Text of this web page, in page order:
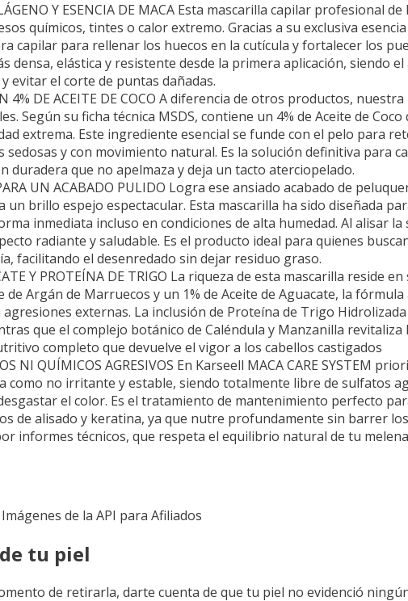
Y ESENCIA DE MACA Esta mascarilla capilar profesional
químicos, tintes o calor extremo. Gracias a su exclusiva
capilar para rellenar los huecos en la cutícula y fortalecer los
densa, elástica y resistente desde la primera aplicación, siendo
evitar el corte de puntas dañadas.
4% DE ACEITE DE COCO A diferencia de otros productos,
Según su ficha técnica MSDS, contiene un 4% de Aceite de
extrema. Este ingrediente esencial se funde con el pelo para
y con movimiento natural. Es la solución definitiva para
que no apelmaza y deja un tacto aterciopelado.
UN ACABADO PULIDO Logra ese ansiado acabado de
brillo espejo espectacular. Esta mascarilla ha sido diseñada
inmediata incluso en condiciones de alta humedad. Al alisar la
radiante y saludable. Es el producto ideal para quienes
facilitando el desenredado sin dejar residuo graso.
Y PROTEÍNA DE TRIGO La riqueza de esta mascarilla reside
Argán de Marruecos y un 1% de Aceite de Aguacate, la
externas. La inclusión de Proteína de Trigo
que el complejo botánico de Caléndula y Manzanilla
completo que devuelve el vigor a los cabellos castigados
NI QUÍMICOS AGRESIVOS En Karseell MACA CARE SYSTEM
como no irritante y estable, siendo totalmente libre de sulfatos
el color. Es el tratamiento de mantenimiento perfecto
de alisado y keratina, ya que nutre profundamente sin barrer
informes técnicos, que respeta el equilibrio natural de tu
de la API para Afiliados
tu piel
de retirarla, darte cuenta de que tu piel no evidenció